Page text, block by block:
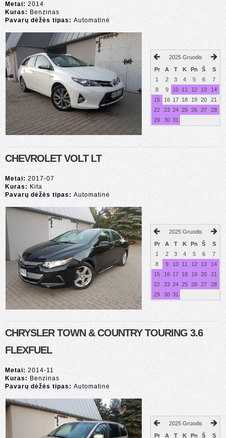
Metai: 2014
Kuras: Benzinas
Pavarų dėžės tipas: Automatinė
2025 Gruodis
Pr
A T K Pn Š
S
1
2 3 4 5 6
7
8
9 10 11 12 13
14
15
16 17 18 19 20
21
22
23 24 25 26 27
28
29
30 31
CHEVROLET VOLT LT
Metai: 2017-07
Kuras: Kita
Pavarų dėžės tipas: Automatinė
2025 Gruodis
Pr
A T K Pn Š
S
1
2 3 4 5 6
7
8
9 10 11 12 13
14
15
16 17 18 19 20
21
22
23 24 25 26 27
28
29
30 31
CHRYSLER TOWN & COUNTRY TOURING 3.6
FLEXFUEL
Metai: 2014-11
Kuras: Benzinas
Pavarų dėžės tipas: Automatinė
2025 Gruodis
Pr
A T K Pn Š
S